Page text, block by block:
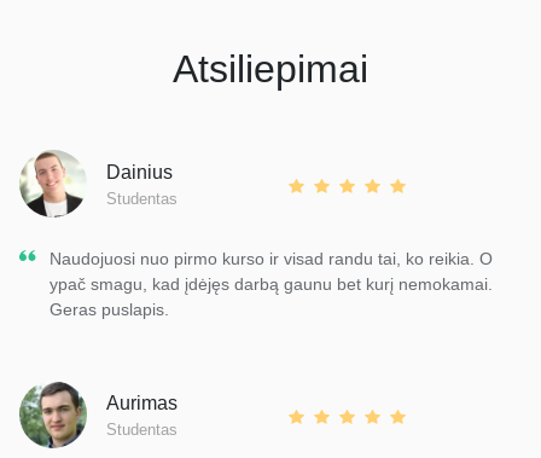
Atsiliepimai
Dainius
Studentas
Naudojuosi nuo pirmo kurso ir visad randu tai, ko reikia. O
ypač smagu, kad įdėjęs darbą gaunu bet kurį nemokamai.
Geras puslapis.
Aurimas
Studentas